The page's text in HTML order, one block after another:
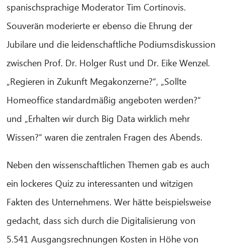
spanischsprachige Moderator Tim Cortinovis.
Souverän moderierte er ebenso die Ehrung der
Jubilare und die leidenschaftliche Podiumsdiskussion
zwischen Prof. Dr. Holger Rust und Dr. Eike Wenzel.
„Regieren in Zukunft Megakonzerne?“, „Sollte
Homeoffice standardmäßig angeboten werden?“
und „Erhalten wir durch Big Data wirklich mehr
Wissen?“ waren die zentralen Fragen des Abends.
Neben den wissenschaftlichen Themen gab es auch
ein lockeres Quiz zu interessanten und witzigen
Fakten des Unternehmens. Wer hätte beispielsweise
gedacht, dass sich durch die Digitalisierung von
5.541 Ausgangsrechnungen Kosten in Höhe von